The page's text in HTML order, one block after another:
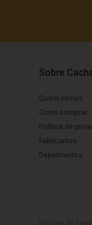
Sobre
Quem somos
Como comprar
Política de
Fabricantes
Depoimentos